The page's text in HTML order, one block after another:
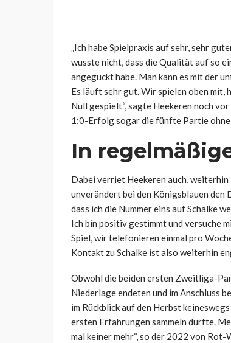
„Ich habe Spielpraxis auf sehr, sehr
wusste nicht, dass die Qualität auf so
angeguckt habe. Man kann es mit der
Es läuft sehr gut. Wir spielen oben mit,
Null gespielt“, sagte Heekeren noch
1:0-Erfolg sogar die fünfte Partie ohne
In
Dabei verriet Heekeren auch,
unverändert bei den Königsblauen den
dass ich die Nummer eins auf Schalke
Ich bin positiv gestimmt und versuche
Spiel, wir telefonieren einmal pro
Kontakt zu Schalke ist also weiterhin
Obwohl die beiden ersten Zweitliga-
Niederlage endeten und im Anschluss
im Rückblick auf den Herbst
ersten Erfahrungen sammeln durfte.
mal keiner mehr“, so der 2022 von Rot-